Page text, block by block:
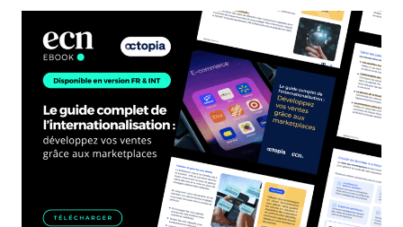
LES
STRATÉGIES
GAGNANTES
SUR
TIKTOK,
INSTAGRAM,
PINTEREST
&
FACEBOOK